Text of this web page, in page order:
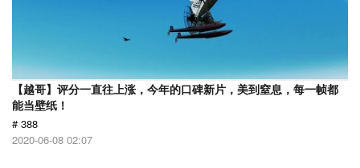
【越哥】评分一直往上涨，今年的口碑新片，美到窒息，每一帧都
能当壁纸！
# 388
2020-06-08 02:07